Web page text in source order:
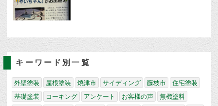
キーワード別一覧
外壁塗装 屋根塗装 焼津市 サイディング 藤枝市
住宅塗装
基礎塗装
コーキング アンケート お客様の声
無機塗料